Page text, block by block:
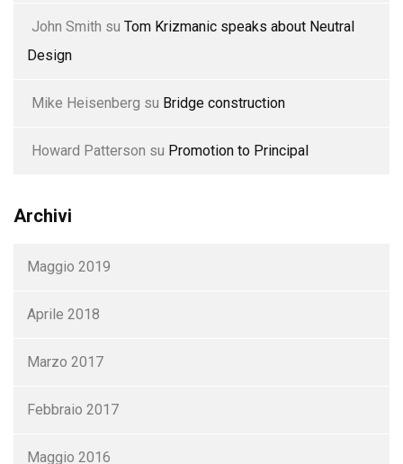
John Smith su Tom Krizmanic speaks about Neutral
Design
Mike Heisenberg su Bridge construction
Howard Patterson su Promotion to Principal
Archivi
Maggio 2019
Aprile 2018
Marzo 2017
Febbraio 2017
Maggio 2016